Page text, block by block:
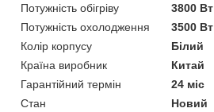
Потужність обігріву
3800 Вт
Потужність охолодження
3500 Вт
Колір корпусу
Білий
Країна виробник
Китай
Гарантійний термін
24 міс
Стан
Новий